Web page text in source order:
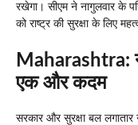
रखेगा। सीएम ने नागुलवार के
को राष्ट्र की सुरक्षा के लिए
Maharashtra:
एक और कदम
सरकार और सुरक्षा बल